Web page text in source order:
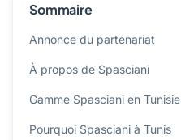
Sommaire
Annonce du partenariat
À propos de Spasciani
Gamme Spasciani en Tunisie
Pourquoi Spasciani à Tunis